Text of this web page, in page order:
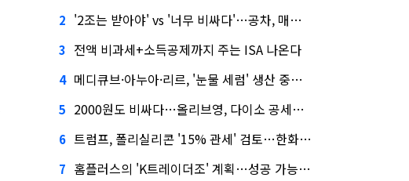
2 '2조는 받아야' vs '너무 비싸다'…공차, 매각 성공할까
3 전액 비과세+소득공제까지 주는 ISA 나온다
4 메디큐브·아누아·리르, '눈물 세럼' 생산 중단한다
5 2000원도 비싸다…올리브영, 다이소 공세에 '가성비'로 맞불
6 트럼프, 폴리실리콘 '15% 관세' 검토…한화큐셀·OCI 영향은?
7 홈플러스의 'K트레이더조' 계획…성공 가능성은 '글쎄'